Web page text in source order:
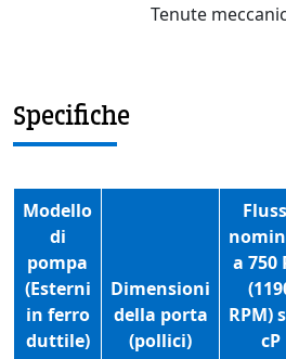
Tenute
Specifiche
Modello
di
pompa
(Esterni
in ferro
duttile)
Dimensioni
della porta
(pollici)
a 750
RPM)
cP